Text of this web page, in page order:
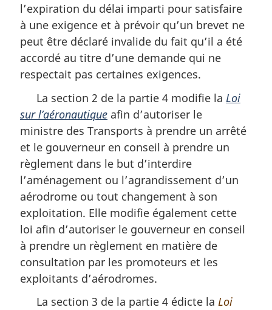
l’expiration du délai imparti pour satisfaire
à une exigence et à prévoir qu’un brevet ne
peut être déclaré invalide du fait qu’il a été
accordé au titre d’une demande qui ne
respectait pas certaines exigences.
La section 2 de la partie 4 modifie la Loi
sur l’aéronautique afin d’autoriser le
ministre des Transports à prendre un arrêté
et le gouverneur en conseil à prendre un
règlement dans le but d’interdire
l’aménagement ou l’agrandissement d’un
aérodrome ou tout changement à son
exploitation. Elle modifie également cette
loi afin d’autoriser le gouverneur en conseil
à prendre un règlement en matière de
consultation par les promoteurs et les
exploitants d’aérodromes.
La section 3 de la partie 4 édicte la Loi